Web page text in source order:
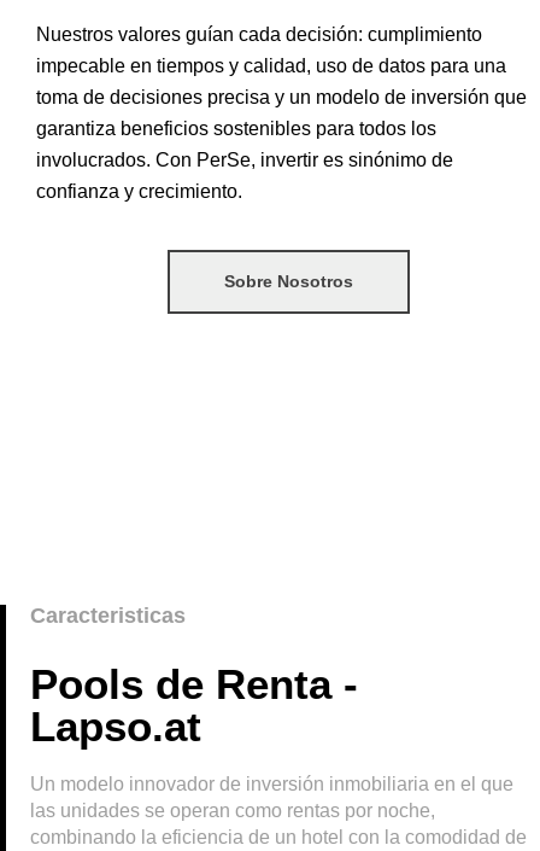
Nuestros valores guían cada decisión: cumplimiento
impecable en tiempos y calidad, uso de datos para una
toma de decisiones precisa y un modelo de inversión que
garantiza beneficios sostenibles para todos los
involucrados. Con PerSe, invertir es sinónimo de
confianza y crecimiento.
Sobre Nosotros
Caracteristicas
Pools de Renta -
Lapso.at
Un modelo innovador de inversión inmobiliaria en el que
las unidades se operan como rentas por noche,
combinando la eficiencia de un hotel con la comodidad de